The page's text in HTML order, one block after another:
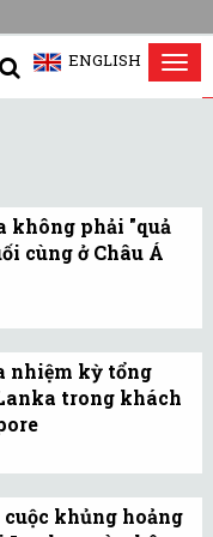
ENGLISH
không phải "quả
cùng ở Châu Á
bình khác
điều kiện cho
quốc tế về xóa
nhiệm kỳ tổng
trong khách
và những thứ
khủng hoảng